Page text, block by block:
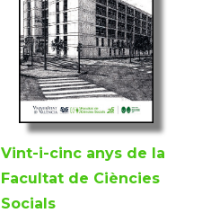
Vint-i-cinc anys de la
Facultat de Ciències
Socials